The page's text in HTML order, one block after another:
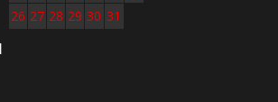
26 27 28 29 30 31